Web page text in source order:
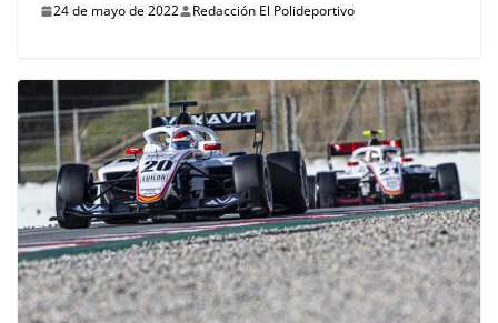
24 de mayo de 2022 Redacción El Polideportivo